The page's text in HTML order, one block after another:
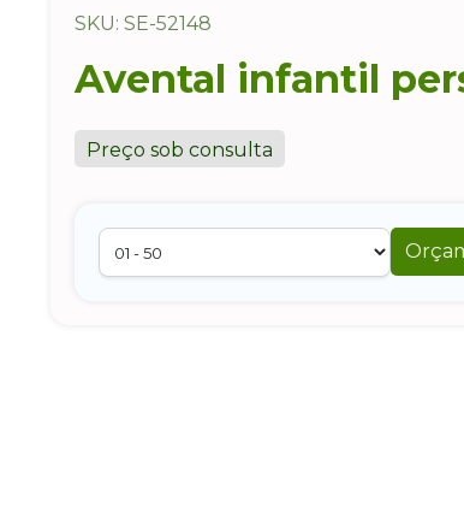
SKU: SE-52148
Avental infantil
Preço sob consulta